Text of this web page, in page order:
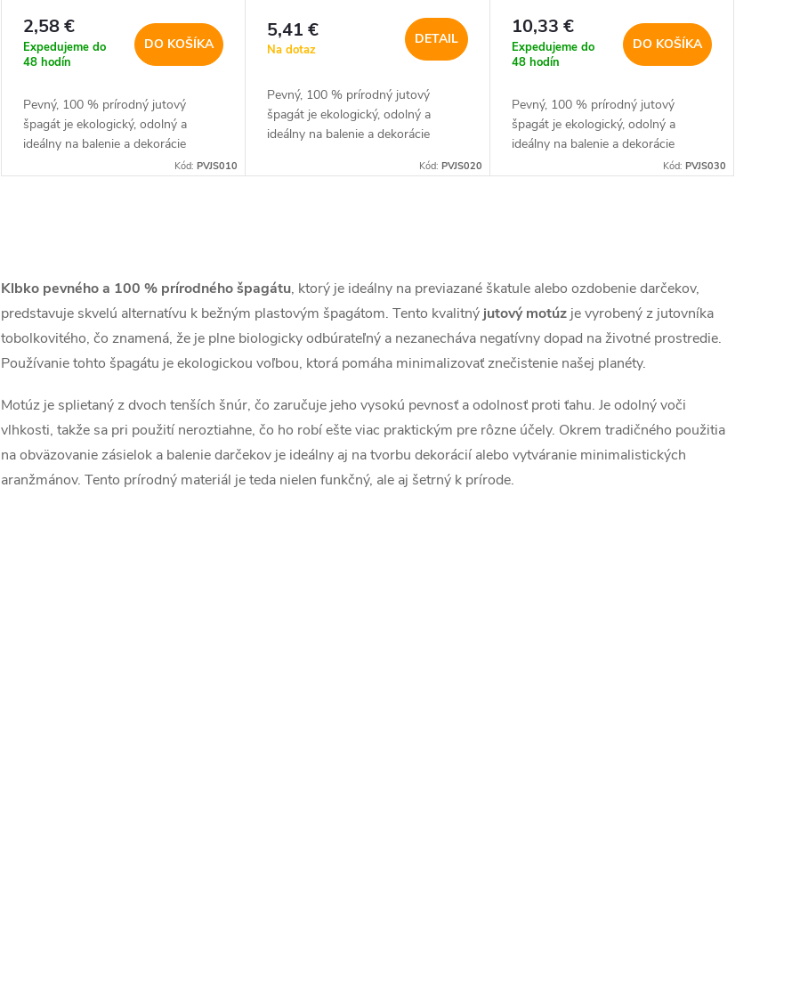
o
t
2,58 €
Expedujeme do
48 hodín
DO KOŠÍKA
Pevný, 100 % prírodný jutový
špagát je ekologický, odolný a
ideálny na balenie a dekorácie
Kód:PVJS010
5,41 €
Na dotaz
DETAIL
Pevný, 100 % prírodný jutový
špagát je ekologický, odolný a
ideálny na balenie a dekorácie
Kód: PVJS020
10,33 €
Expedujeme do
48 hodín
DO KOŠÍKA
Pevný, 100 % prírodný jutový
špagát je ekologický, odolný a
ideálny na balenie a dekorácie
Kód: PVJS030
v
l
á
a
c
i
Klbko pevného a 100 % prírodného špagátu, ktorý je ideálny na previazané škatule alebo ozdobenie darčekov,
predstavuje skvelú alternatívu k bežným plastovým špagátom. Tento kvalitný jutový motúz je vyrobený z jutovníka
tobolkovitého, čo znamená, že je plne biologicky odbúrateľný a nezanecháva negatívny dopad na životné prostredie.
Používanie tohto špagátu je ekologickou voľbou, ktorá pomáha minimalizovať znečistenie našej planéty.
Motúz je splietaný z dvoch tenších šnúr, čo zaručuje jeho vysokú pevnosť a odolnosť proti ťahu. Je odolný voči
vlhkosti, takže sa pri použití neroztiahne, čo ho robí ešte viac praktickým pre rôzne účely. Okrem tradičného použitia
na obväzovanie zásielok a balenie darčekov je ideálny aj na tvorbu dekorácií alebo vytváranie minimalistických
aranžmánov. Tento prírodný materiál je teda nielen funkčný, ale aj šetrný k prírode.